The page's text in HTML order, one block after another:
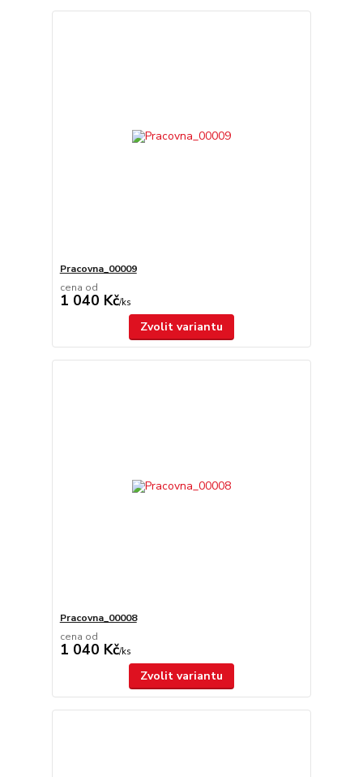
Pracovna_00009
cena od
1 040 Kč/ks
Zvolit variantu
Pracovna_00008
cena od
1 040 Kč/ks
Zvolit variantu